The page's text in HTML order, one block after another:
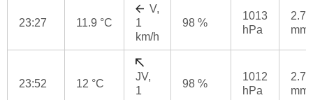
23:27 11.9 °C
V,
1
km/h
98 %
1013
hPa
2.7
mm
23:52 12 °C
JV,
1
98 %
1012
hPa
2.7
mm